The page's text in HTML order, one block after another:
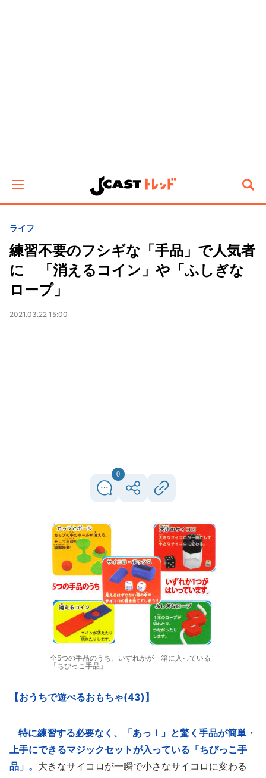
ライフ
練習不要のフシギな「手品」で人気者
に 「消えるコイン」や「ふしぎな
ロープ」
2021.03.22 15:00
0
全5つの手品のうち、いずれかが一箱に入っている
「ちびっこ手品」
【おうちで遊べるおもちゃ(43)】
特に練習する必要なく、「あっ！」と驚く手品が簡単・
上手にできるマジックセットが入っている「ちびっこ手
品」。 大きなサイコロが一瞬で小さなサイコロに変わる